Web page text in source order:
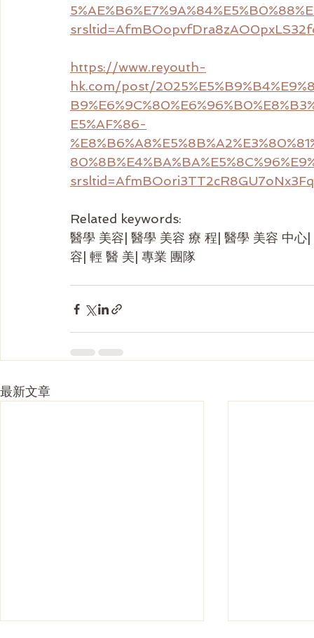
https://www.reyouth-
hk.com/post/
E5%AF%86-
Related keywords:
醫學 美容| 醫學 美容 療 程| 醫學 美容 中
容| 輕 醫 美| 專業 團隊
最新文章